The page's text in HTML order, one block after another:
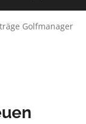
Golfmanager